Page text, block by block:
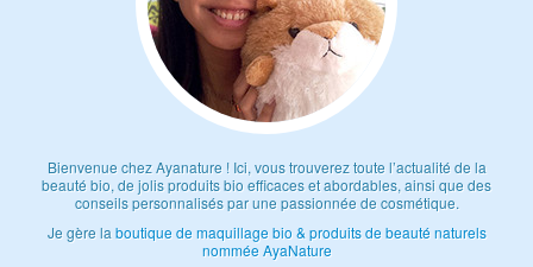
Bienvenue chez Ayanature ! Ici, vous trouverez toute l’actualité de la
beauté bio, de jolis produits bio efficaces et abordables, ainsi que des
conseils personnalisés par une passionnée de cosmétique.
Je gère laboutique de maquillage bio & produits de beauté naturels
nommée AyaNature